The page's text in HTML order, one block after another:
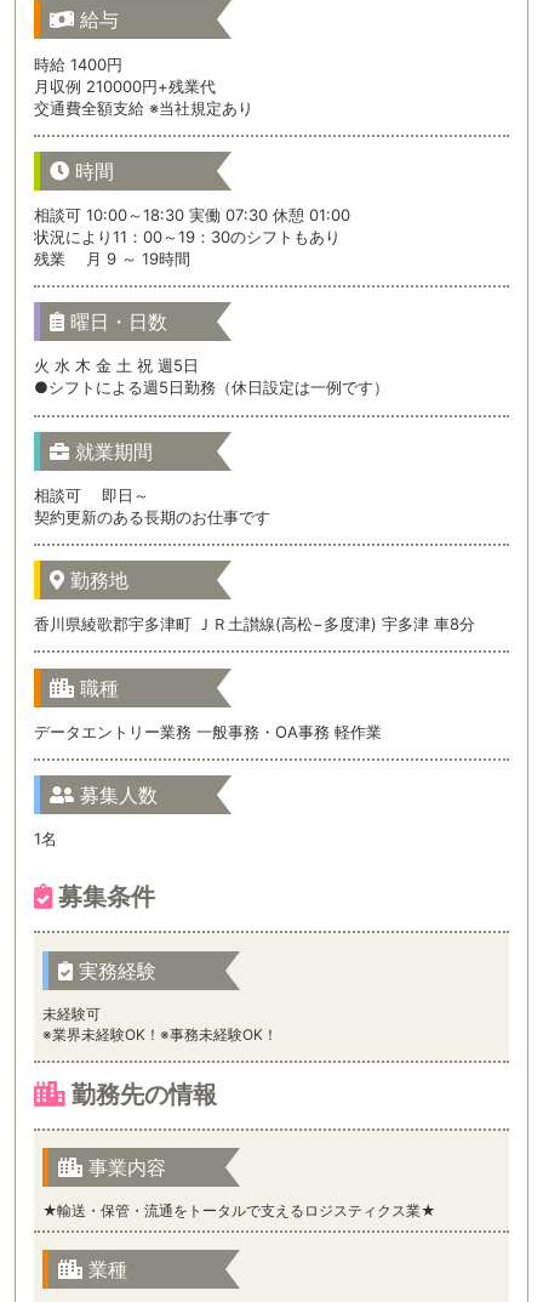
給与
時給 1400円
月収例 210000円+残業代
交通費全額支給 ※当社規定あり
時間
相談可 10:00～18:30 実働 07:30 休憩 01:00
状況により11：00～19：30のシフトもあり
残業 月 9 ～ 19時間
曜日・日数
火 水 木 金 土 祝 週5日
●シフトによる週5日勤務（休日設定は一例です）
就業期間
相談可 即日～
契約更新のある長期のお仕事です
勤務地
香川県綾歌郡宇多津町 ＪＲ土讃線(高松−多度津) 宇多津 車8分
職種
データエントリー業務 一般事務・OA事務 軽作業
募集人数
1名
募集条件
実務経験
未経験可
※業界未経験OK！※事務未経験OK！
勤務先の情報
事業内容
★輸送・保管・流通をトータルで支えるロジスティクス業★
業種